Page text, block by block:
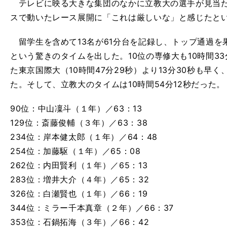
テレビに映る大きな集団のなかに立教大の選手が見当
スで動いたレース展開に「これは厳しいな」と感じたと
留学生を含めて13名が61分台を記録し、トップ通過
という驚きのタイムを出した。10位の専修大も10時間
た東京国際大（10時間47分29秒）より13分30秒も早く
た。そして、立教大のタイムは10時間54分12秒だった。
90位：中山凜斗（１年）／63：13
129位：斎藤俊輔（３年）／63：38
234位：岸本健太郎（１年）／64：48
254位：加藤駆（１年）／65：08
262位：内田賢利（１年）／65：13
283位：増井大介（４年）／65：32
326位：白瀬賢也（１年）／66：19
344位：ミラー千本真章（２年）／66：37
353位：石鍋拓海（３年）／66：42